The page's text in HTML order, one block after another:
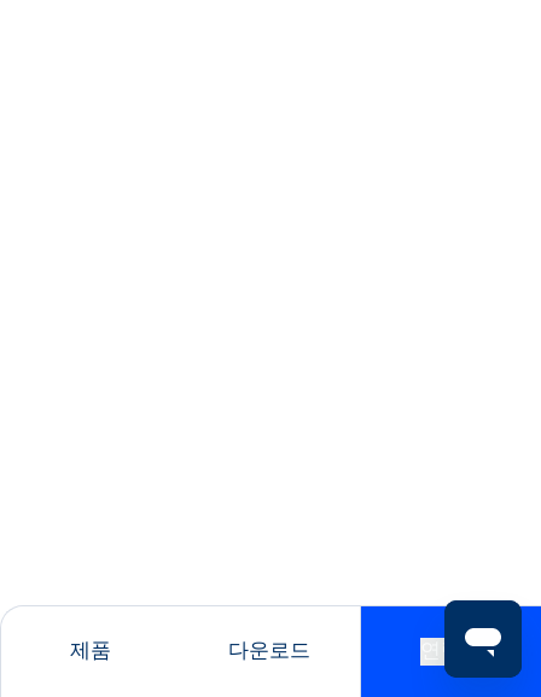
제품 다운로드 연락처